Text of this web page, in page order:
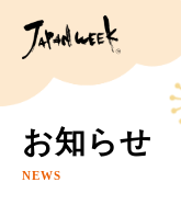
お知らせ
NEWS